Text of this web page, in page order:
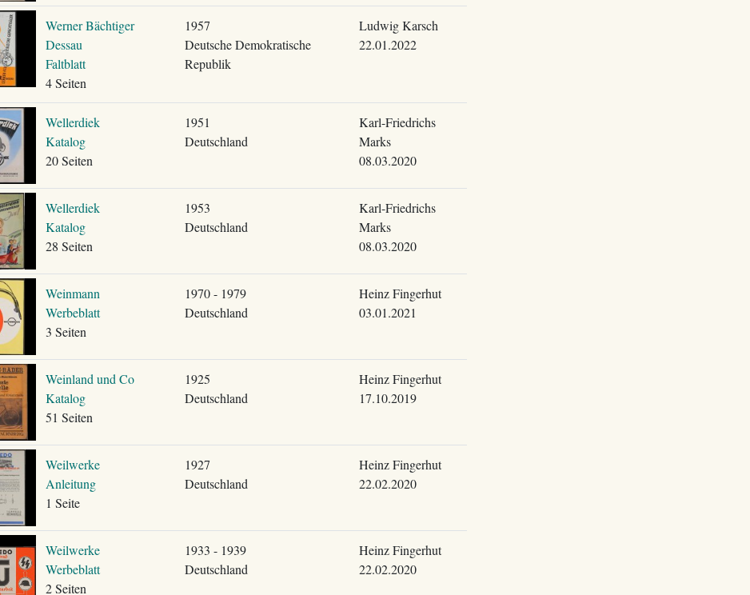
Werner Bächtiger
Dessau
Faltblatt
4 Seiten
1957
Deutsche Demokratische
Republik
Ludwig Karsch
22.01.2022
Wellerdiek
Katalog
20 Seiten
1951
Deutschland
Karl-Friedrichs
Marks
08.03.2020
Wellerdiek
Katalog
28 Seiten
1953
Deutschland
Karl-Friedrichs
Marks
08.03.2020
Weinmann
Werbeblatt
3 Seiten
1970 - 1979
Deutschland
Heinz Fingerhut
03.01.2021
Weinland und Co
Katalog
51 Seiten
1925
Deutschland
Heinz Fingerhut
17.10.2019
Weilwerke
Anleitung
1 Seite
1927
Deutschland
Heinz Fingerhut
22.02.2020
Weilwerke
Werbeblatt
2 Seiten
1933 - 1939
Deutschland
Heinz Fingerhut
22.02.2020